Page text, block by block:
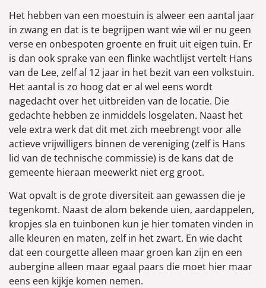
Het hebben van een moestuin is alweer een aantal jaar
in zwang en dat is te begrijpen want wie wil er nu geen
verse en onbespoten groente en fruit uit eigen tuin. Er
is dan ook sprake van een flinke wachtlijst vertelt Hans
van de Lee, zelf al 12 jaar in het bezit van een volkstuin.
Het aantal is zo hoog dat er al wel eens wordt
nagedacht over het uitbreiden van de locatie. Die
gedachte hebben ze inmiddels losgelaten. Naast het
vele extra werk dat dit met zich meebrengt voor alle
actieve vrijwilligers binnen de vereniging (zelf is Hans
lid van de technische commissie) is de kans dat de
gemeente hieraan meewerkt niet erg groot.
Wat opvalt is de grote diversiteit aan gewassen die je
tegenkomt. Naast de alom bekende uien, aardappelen,
kropjes sla en tuinbonen kun je hier tomaten vinden in
alle kleuren en maten, zelf in het zwart. En wie dacht
dat een courgette alleen maar groen kan zijn en een
aubergine alleen maar egaal paars die moet hier maar
eens een kijkje komen nemen.